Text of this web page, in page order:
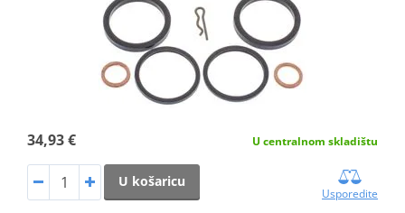
34,93 € U centralnom skladištu
U košaricu
Usporedite